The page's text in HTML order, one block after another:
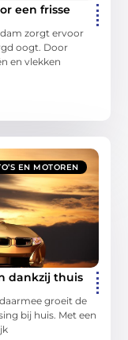
een frisse
zorgt ervoor
oogt. Door
en vlekken
EN MOTOREN
dankzij thuis
groeit de
bij huis. Met een